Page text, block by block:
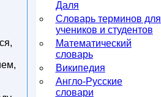
Даля
Словарь терминов для
учеников и студентов
Математический
словарь
Википедия
Англо-Русские
словари